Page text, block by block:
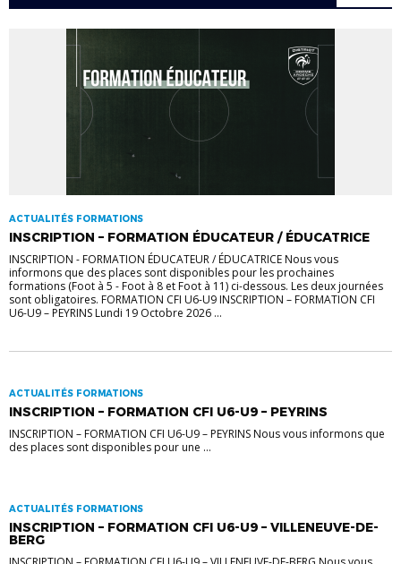
ACTUALITÉS FORMATIONS
INSCRIPTION – FORMATION ÉDUCATEUR / ÉDUCATRICE
INSCRIPTION - FORMATION ÉDUCATEUR / ÉDUCATRICE Nous vous
informons que des places sont disponibles pour les prochaines
formations (Foot à 5 - Foot à 8 et Foot à 11) ci-dessous. Les deux journées
sont obligatoires. FORMATION CFI U6-U9 INSCRIPTION – FORMATION CFI
U6-U9 – PEYRINS Lundi 19 Octobre 2026 ...
ACTUALITÉS FORMATIONS
INSCRIPTION – FORMATION CFI U6-U9 – PEYRINS
INSCRIPTION – FORMATION CFI U6-U9 – PEYRINS Nous vous informons que
des places sont disponibles pour une ...
ACTUALITÉS FORMATIONS
INSCRIPTION – FORMATION CFI U6-U9 – VILLENEUVE-DE-
BERG